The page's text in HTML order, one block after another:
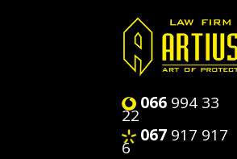
066994 33
22
067917 917
6